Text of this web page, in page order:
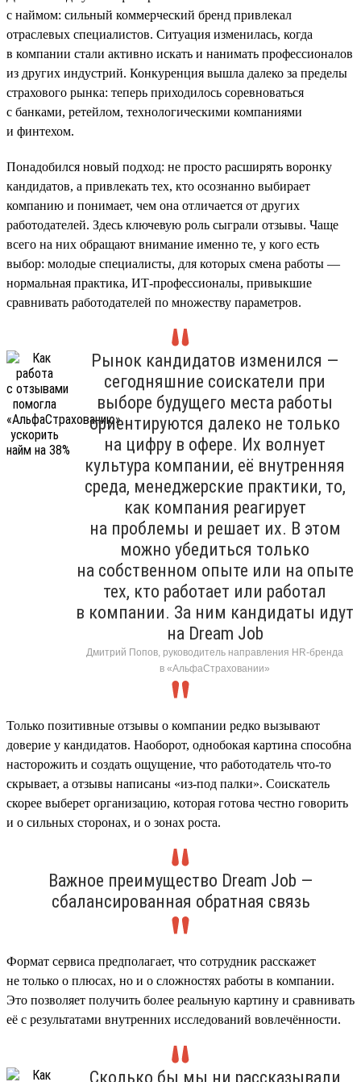
с наймом: сильный коммерческий бренд привлекал
отраслевых специалистов. Ситуация изменилась, когда
в компании стали активно искать и нанимать профессионалов
из других индустрий. Конкуренция вышла далеко за пределы
страхового рынка: теперь приходилось соревноваться
с банками, ретейлом, технологическими компаниями
и финтехом.
Понадобился новый подход: не просто расширять воронку
кандидатов, а привлекать тех, кто осознанно выбирает
компанию и понимает, чем она отличается от других
работодателей. Здесь ключевую роль сыграли отзывы. Чаще
всего на них обращают внимание именно те, у кого есть
выбор: молодые специалисты, для которых смена работы —
нормальная практика, ИТ-профессионалы, привыкшие
сравнивать работодателей по множеству параметров.
Рынок кандидатов изменился —
сегодняшние соискатели при
выборе будущего места работы
ориентируются далеко не только
на цифру в офере. Их волнует
культура компании, её внутренняя
среда, менеджерские практики, то,
как компания реагирует
на проблемы и решает их. В этом
можно убедиться только
на собственном опыте или на опыте
тех, кто работает или работал
в компании. За ним кандидаты идут
на Dream Job
Дмитрий Попов, руководитель направления HR-бренда
в «АльфаСтраховании»
Только позитивные отзывы о компании редко вызывают
доверие у кандидатов. Наоборот, однобокая картина способна
насторожить и создать ощущение, что работодатель что-то
скрывает, а отзывы написаны «из-под палки». Соискатель
скорее выберет организацию, которая готова честно говорить
и о сильных сторонах, и о зонах роста.
Важное преимущество Dream Job —
сбалансированная обратная связь
Формат сервиса предполагает, что сотрудник расскажет
не только о плюсах, но и о сложностях работы в компании.
Это позволяет получить более реальную картину и сравнивать
её с результатами внутренних исследований вовлечённости.
Сколько бы мы ни рассказывали